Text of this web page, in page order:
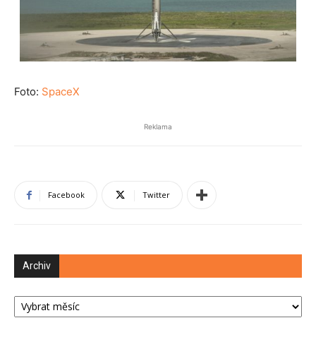
Foto: SpaceX
Reklama
Facebook Twitter
Archiv
Archiv